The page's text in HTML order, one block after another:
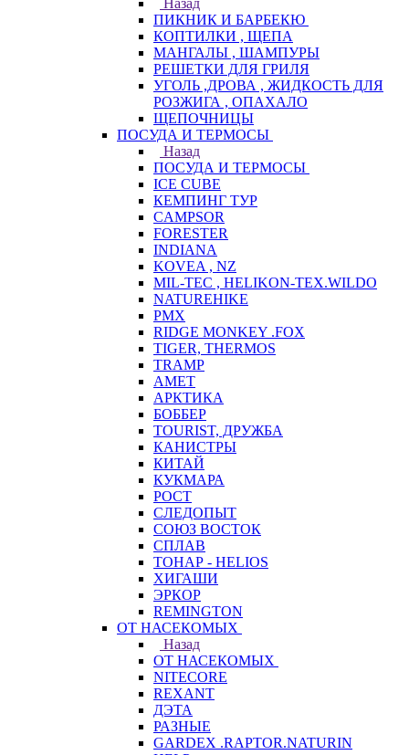
Назад
ПИКНИК И БАРБЕКЮ
КОПТИЛКИ , ЩЕПА
МАНГАЛЫ , ШАМПУРЫ
РЕШЕТКИ ДЛЯ ГРИЛЯ
УГОЛЬ ,ДРОВА , ЖИДКОСТЬ ДЛЯ
РОЗЖИГА , ОПАХАЛО
ЩЕПОЧНИЦЫ
ПОСУДА И ТЕРМОСЫ
Назад
ПОСУДА И ТЕРМОСЫ
ICE CUBE
КЕМПИНГ ТУР
CAMPSOR
FORESTER
INDIANA
KOVEA , NZ
MIL-TEC , HELIKON-TEX.WILDO
NATUREHIKE
PMX
RIDGE MONKEY .FOX
TIGER, THERMOS
TRAMP
АМЕТ
АРКТИКА
БОББЕР
TOURIST, ДРУЖБА
КАНИСТРЫ
КИТАЙ
КУКМАРА
РОСТ
СЛЕДОПЫТ
СОЮЗ ВОСТОК
СПЛАВ
ТОНАР - HELIOS
ХИГАШИ
ЭРКОР
REMINGTON
ОТ НАСЕКОМЫХ
Назад
ОТ НАСЕКОМЫХ
NITECORE
REXANT
ДЭТА
РАЗНЫЕ
GARDEX .RAPTOR.NATURIN